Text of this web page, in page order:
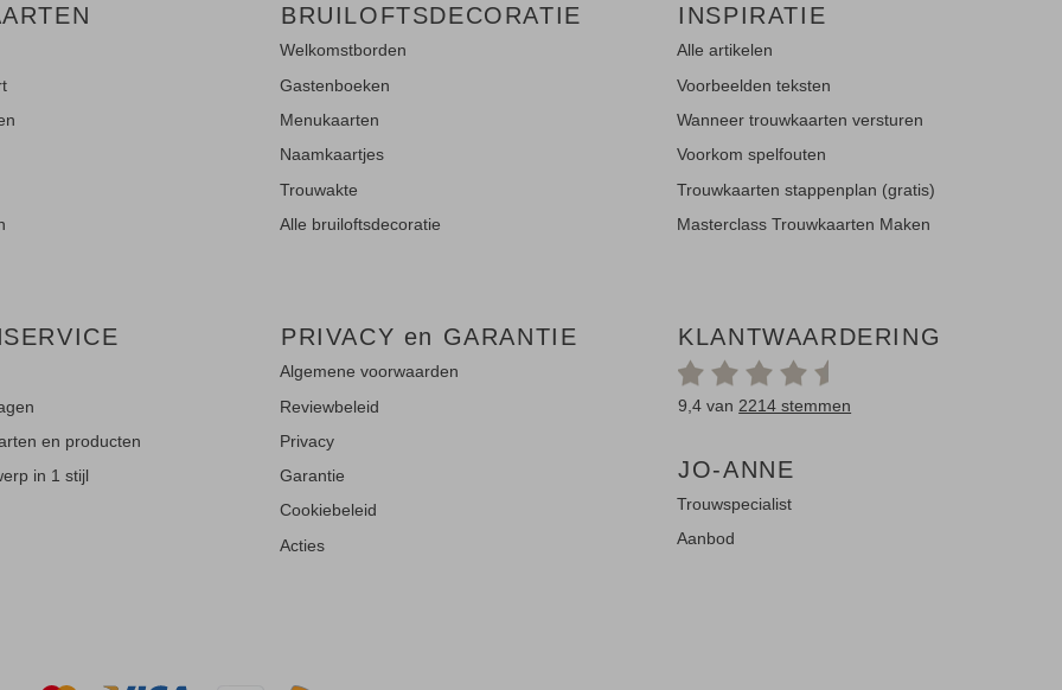
BRUILOFTSDECORATIE
Welkomstborden
Gastenboeken
Menukaarten
Naamkaartjes
Trouwakte
Alle bruiloftsdecoratie
INSPIRATIE
Alle artikelen
Voorbeelden teksten
Wanneer trouwkaarten versturen
Voorkom spelfouten
Trouwkaarten stappenplan (gratis)
Masterclass Trouwkaarten Maken
en producten
in 1 stijl
PRIVACY en GARANTIE
Algemene voorwaarden
Reviewbeleid
Privacy
Garantie
Cookiebeleid
Acties
KLANTWAARDERING
9,4 van 2214 stemmen
JO-ANNE
Trouwspecialist
Aanbod